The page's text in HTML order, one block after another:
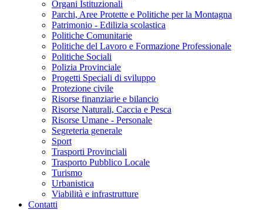
Organi Istituzionali
Parchi, Aree Protette e Politiche per la Montagna
Patrimonio - Edilizia scolastica
Politiche Comunitarie
Politiche del Lavoro e Formazione Professionale
Politiche Sociali
Polizia Provinciale
Progetti Speciali di sviluppo
Protezione civile
Risorse finanziarie e bilancio
Risorse Naturali, Caccia e Pesca
Risorse Umane - Personale
Segreteria generale
Sport
Trasporti Provinciali
Trasporto Pubblico Locale
Turismo
Urbanistica
Viabilità e infrastrutture
Contatti